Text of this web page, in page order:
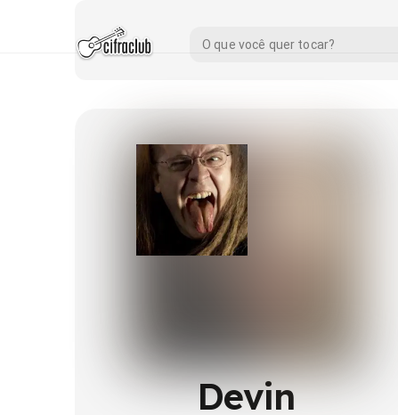
Devin